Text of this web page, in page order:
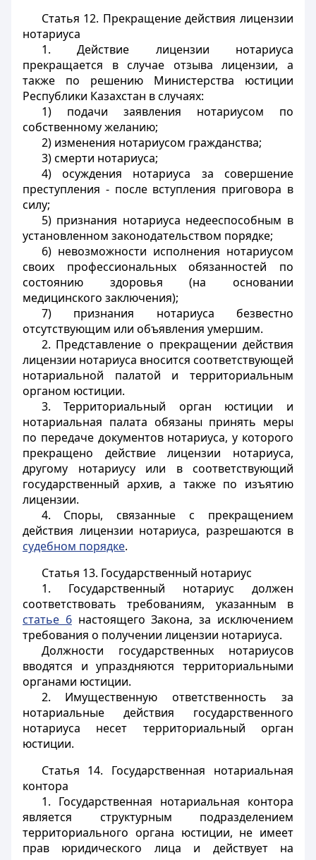
Статья 12. Прекращение действия лицензии
нотариуса
1. Действие лицензии нотариуса
прекращается в случае отзыва лицензии, а
также по решению Министерства юстиции
Республики Казахстан в случаях:
1) подачи заявления нотариусом по
собственному желанию;
2) изменения нотариусом гражданства;
3) смерти нотариуса;
4) осуждения нотариуса за совершение
преступления - после вступления приговора в
силу;
5) признания нотариуса недееспособным в
установленном законодательством порядке;
6) невозможности исполнения нотариусом
своих профессиональных обязанностей по
состоянию здоровья (на основании
медицинского заключения);
7) признания нотариуса безвестно
отсутствующим или объявления умершим.
2. Представление о прекращении действия
лицензии нотариуса вносится соответствующей
нотариальной палатой и территориальным
органом юстиции.
3. Территориальный орган юстиции и
нотариальная палата обязаны принять меры
по передаче документов нотариуса, у которого
прекращено действие лицензии нотариуса,
другому нотариусу или в соответствующий
государственный архив, а также по изъятию
лицензии.
4. Споры, связанные с прекращением
действия лицензии нотариуса, разрешаются в
судебном порядке.
Статья 13. Государственный нотариус
1. Государственный нотариус должен
соответствовать требованиям, указанным в
статье 6настоящего Закона, за исключением
требования о получении лицензии нотариуса.
Должности государственных нотариусов
вводятся и упраздняются территориальными
органами юстиции.
2. Имущественную ответственность за
нотариальные действия государственного
нотариуса несет территориальный орган
юстиции.
Статья 14. Государственная нотариальная
контора
1. Государственная нотариальная контора
является структурным подразделением
территориального органа юстиции, не имеет
прав юридического лица и действует на